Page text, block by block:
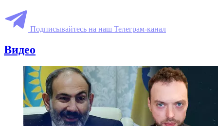
Подписывайтесь на наш Телеграм-канал
Видео